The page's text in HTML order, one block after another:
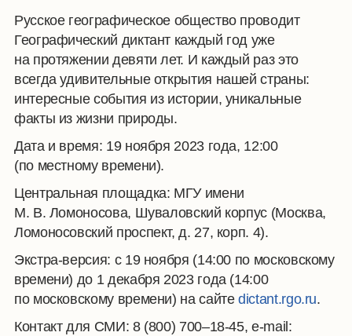
Русское географическое общество проводит
Географический диктант каждый год уже
на протяжении девяти лет. И каждый раз это
всегда удивительные открытия нашей страны:
интересные события из истории, уникальные
факты из жизни природы.
Дата и время: 19 ноября 2023 года, 12:00
(по местному времени).
Центральная площадка: МГУ имени
М. В. Ломоносова, Шуваловский корпус (Москва,
Ломоносовский проспект, д. 27, корп. 4).
Экстра-версия: с 19 ноября (14:00 по московскому
времени) до 1 декабря 2023 года (14:00
по московскому времени) на сайтеdictant.rgo.ru.
Контакт для СМИ: 8 (800) 700–18-45, e-mail: